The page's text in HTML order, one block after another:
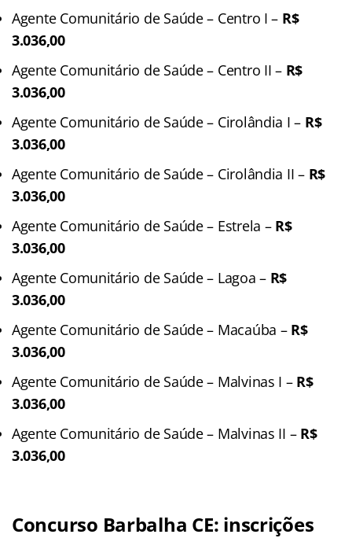
Agente Comunitário de Saúde – Centro I – R$
3.036,00
Agente Comunitário de Saúde – Centro II – R$
3.036,00
Agente Comunitário de Saúde – Cirolândia I – R$
3.036,00
Agente Comunitário de Saúde – Cirolândia II – R$
3.036,00
Agente Comunitário de Saúde – Estrela – R$
3.036,00
Agente Comunitário de Saúde – Lagoa – R$
3.036,00
Agente Comunitário de Saúde – Macaúba – R$
3.036,00
Agente Comunitário de Saúde – Malvinas I – R$
3.036,00
Agente Comunitário de Saúde – Malvinas II – R$
3.036,00
Concurso Barbalha CE: inscrições